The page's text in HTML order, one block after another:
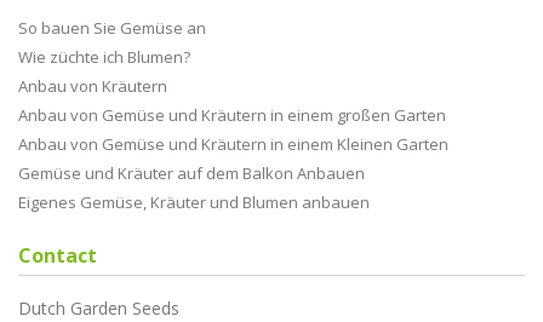
So bauen Sie Gemüse an
Wie züchte ich Blumen?
Anbau von Kräutern
Anbau von Gemüse und Kräutern in einem großen Garten
Anbau von Gemüse und Kräutern in einem Kleinen Garten
Gemüse und Kräuter auf dem Balkon Anbauen
Eigenes Gemüse, Kräuter und Blumen anbauen
Contact
Dutch Garden Seeds